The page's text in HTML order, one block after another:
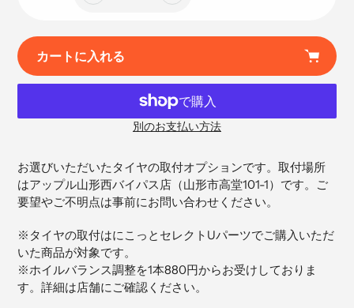
カートに入れる
別のお支払い方法
ー
ト
に
商
品
を
追
加
す
お選びいただいたタイヤの取付オプションです。取付場所
はアップル山形西バイパス店（山形市高堂101-1）です。ご
要望やご不明点は事前にお問い合わせください。
※タイヤの取付はにこっとセレクトUパーツでご購入いただ
いた商品が対象です。
※ホイルバランス調整を1本880円からお受けしておりま
す。詳細は店舗にご確認ください。